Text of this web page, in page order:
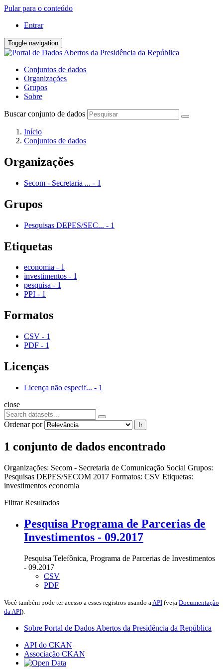
Pular para o conteúdo
Entrar
Toggle navigation
Conjuntos de dados
Organizações
Grupos
Sobre
Buscar conjunto de dados
Início
Conjuntos de dados
Organizações
Secom - Secretaria ... - 1
Grupos
Pesquisas DEPES/SEC... - 1
Etiquetas
economia - 1
investimentos - 1
pesquisa - 1
PPI - 1
Formatos
CSV - 1
PDF - 1
Licenças
Licença não especif... - 1
close
Ordenar por Ir
1 conjunto de dados encontrado
Organizações: Secom - Secretaria de Comunicação Social Grupos:
Pesquisas DEPES/SECOM 2017 Formatos: CSV Etiquetas:
investimentos economia
Filtrar Resultados
Pesquisa Programa de Parcerias de
Investimentos - 09.2017
Pesquisa Telefônica, Programa de Parcerias de Investimentos
- 09.2017
CSV
PDF
Você também pode ter acesso a esses registros usando a API (veja Documentação
da API).
Sobre Portal de Dados Abertos da Presidência da República
API do CKAN
Associação CKAN